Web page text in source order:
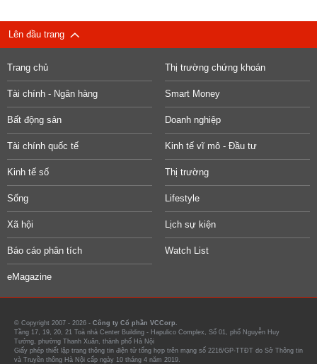
Lên đầu trang
Trang chủ Thị trường chứng khoán
Tài chính - Ngân hàng Smart Money
Bất động sản Doanh nghiệp
Tài chính quốc tế Kinh tế vĩ mô - Đầu tư
Kinh tế số Thị trường
Sống Lifestyle
Xã hội Lịch sự kiện
Báo cáo phân tích Watch List
eMagazine
© Copyright 2007 - 2026 - Công ty Cổ phần VCCorp.
Tầng 17, 19, 20, 21 Toà nhà Center Building - Hapulico Complex, Số 01, phố Nguyễn Huy
Tưởng, phường Thanh Xuân, thành phố Hà Nội
Giấy phép thiết lập trang thông tin điện tử tổng hợp trên mạng số 2216/GP-TTĐT do Sở Thông tin
và Truyền thông Hà Nội cấp ngày 10 tháng 4 năm 2019.